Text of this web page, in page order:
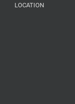
LOCATION